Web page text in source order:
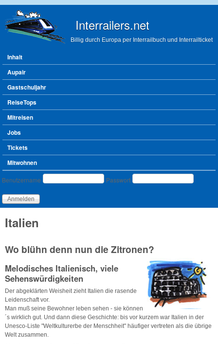
Interrailers.net
Billig durch Europa per Interrailbuch und Interrailticket
Hauptmenü
Inhalt
Aupair
Gastschuljahr
ReiseTops
Mitreisen
Jobs
Tickets
Mitwohnen
Benutzeranmeldung
Benutzername Passwort
Italien
Wo blühn denn nun die Zitronen?
Melodisches Italienisch, viele
Sehenswürdigkeiten
Der abgeklärten Weisheit zieht Italien die rasende
Leidenschaft vor.
Man muß seine Bewohner leben sehen - sie können
´s wirklich gut. Und dann diese Geschichte: bis vor kurzem war Italien in der
Unesco-Liste "Weltkulturerbe der Menschheit" häufiger vertreten als die übrige
Welt zusammen.